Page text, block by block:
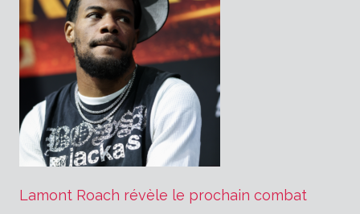
Lamont Roach révèle le prochain combat